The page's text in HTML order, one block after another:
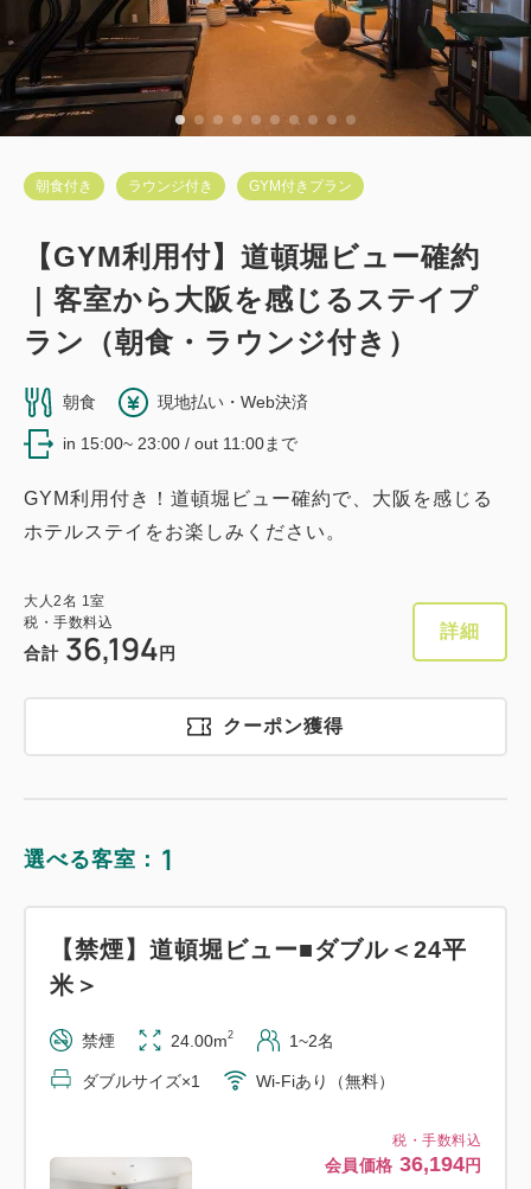
朝食付き ラウンジ付き GYM付きプラン
【GYM利用付】道頓堀ビュー確約
｜客室から大阪を感じるステイプ
ラン（朝食・ラウンジ付き）
朝食 現地払い・Web決済
in 15:00~ 23:00 / out 11:00まで
GYM利用付き！道頓堀ビュー確約で、大阪を感じる
ホテルステイをお楽しみください。
大人2名 1室
税・手数料込
合計 36,194 円
詳細
クーポン獲得
選べる客室： 1
税・手数料込
会員価格 36,194円
【禁煙】道頓堀ビュー■ダブル＜24平
米＞
禁煙 24.00m2 1~2名
ダブルサイズ×1 Wi-Fiあり（無料）